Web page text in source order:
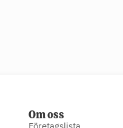
Om oss